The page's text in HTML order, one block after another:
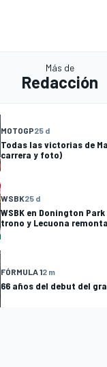
Más de
Redacción
MOTOGP25 d
Todas las victorias de
carrera y foto)
WSBK25 d
WSBK en Donington
trono y Lecuona
FÓRMULA 12 m
66 años del debut del